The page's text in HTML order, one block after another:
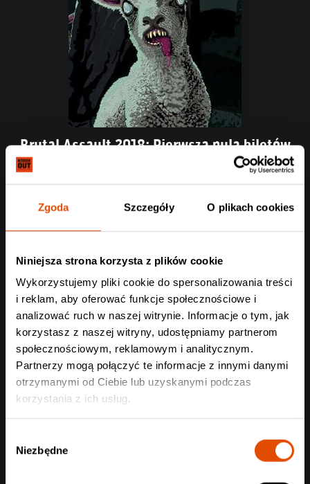
Zgoda Szczegóły O plikach cookies
Niniejsza strona korzysta z plików cookie
Wykorzystujemy pliki cookie do spersonalizowania treści
i reklam, aby oferować funkcje społecznościowe i
analizować ruch w naszej witrynie. Informacje o tym, jak
korzystasz z naszej witryny, udostępniamy partnerom
społecznościowym, reklamowym i analitycznym.
Partnerzy mogą połączyć te informacje z innymi danymi
otrzymanymi od Ciebie lub uzyskanymi podczas
korzystania z ich usług.
zgody
Niezbędne
Brutal Assault 2018: Pierwsza pula biletów
festiwal!